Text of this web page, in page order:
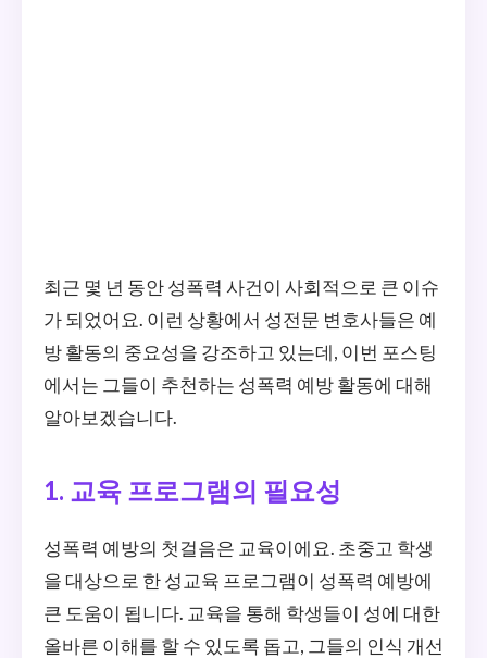
최근 몇 년 동안 성폭력 사건이 사회적으로 큰 이슈
가 되었어요. 이런 상황에서 성전문 변호사들은 예
방 활동의 중요성을 강조하고 있는데, 이번 포스팅
에서는 그들이 추천하는 성폭력 예방 활동에 대해
알아보겠습니다.
1. 교육 프로그램의 필요성
성폭력 예방의 첫걸음은 교육이에요. 초중고 학생
을 대상으로 한 성교육 프로그램이 성폭력 예방에
큰 도움이 됩니다. 교육을 통해 학생들이 성에 대한
올바른 이해를 할 수 있도록 돕고, 그들의 인식 개선